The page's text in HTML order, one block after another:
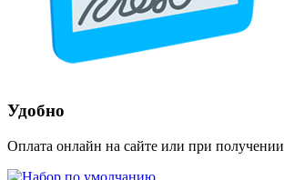
Удобно
Оплата онлайн на сайте или при получении